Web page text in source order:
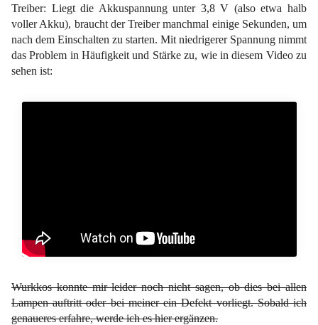
Treiber: Liegt die Akkuspannung unter 3,8 V (also etwa halb
voller Akku), braucht der Treiber manchmal einige Sekunden, um
nach dem Einschalten zu starten. Mit niedrigerer Spannung nimmt
das Problem in Häufigkeit und Stärke zu, wie in diesem Video zu
sehen ist:
Wurkkos konnte mir leider noch nicht sagen, ob dies bei allen
Lampen auftritt oder bei meiner ein Defekt vorliegt. Sobald ich
genaueres erfahre, werde ich es hier ergänzen.